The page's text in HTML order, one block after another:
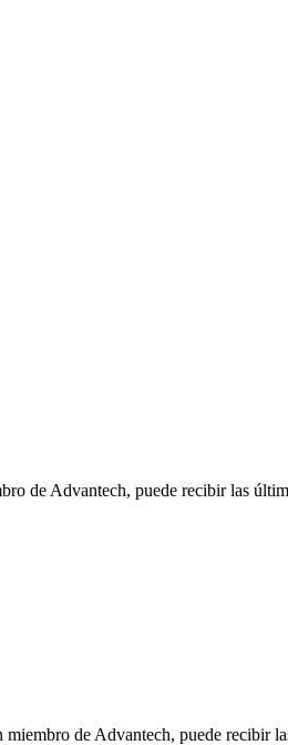
de Advantech, puede recibir las
de Advantech, puede recibir